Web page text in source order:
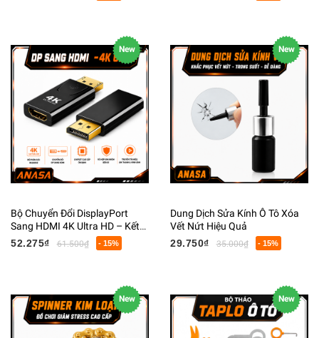
New
Bộ Chuyển Đổi DisplayPort
Sang HDMI 4K Ultra HD – Kết
Nối Màn Hình Chất Lượng Cao
52.275₫ 61.500₫ - 15%
New
Dung Dịch Sửa Kính Ô Tô Xóa
Vết Nứt Hiệu Quả
29.750₫
35.000₫ - 15%
New New